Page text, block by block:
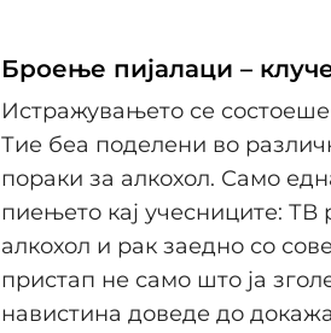
Броење пијалаци –
Истражувањето се
Тие беа поделени во
пораки за алкохол. Само
пиењето кај учесниците:
алкохол и рак заедно со
пристап не само што ја
навистина доведе до